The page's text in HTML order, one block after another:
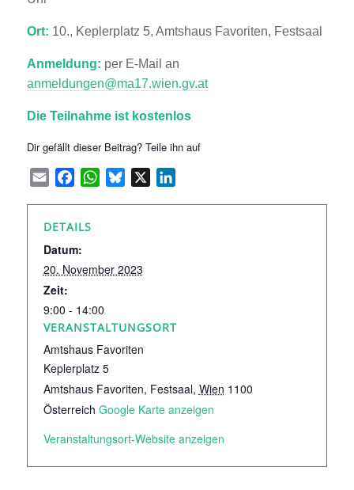
Ort: 10., Keplerplatz 5, Amtshaus Favoriten, Festsaal
Anmeldung: per E-Mail an
anmeldungen@ma17.wien.gv.at
Die Teilnahme ist kostenlos
Dir gefällt dieser Beitrag? Teile ihn auf
Email FacebookWhatsAppBluesky
DETAILS
Datum:
20. November 2023
Zeit:
9:00 - 14:00
VERANSTALTUNGSORT
Amtshaus Favoriten
Keplerplatz 5
Amtshaus Favoriten, Festsaal, Wien 1100
Österreich Google Karte anzeigen
Veranstaltungsort-Website anzeigen